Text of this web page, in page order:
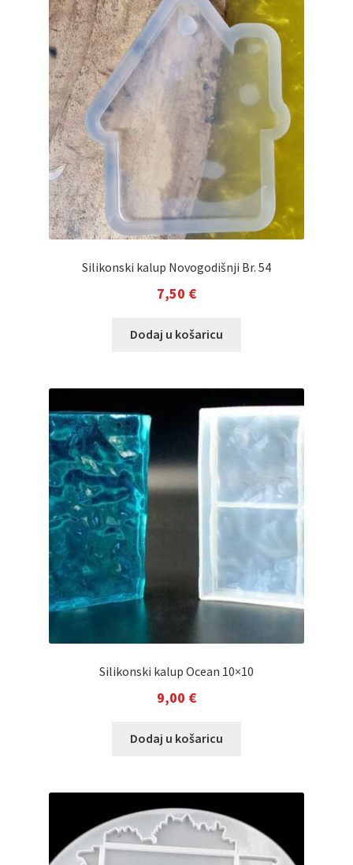
Silikonski kalup Novogodišnji Br. 54
7,50 €
Dodaj u košaricu
Silikonski kalup Ocean 10×10
9,00 €
Dodaj u košaricu